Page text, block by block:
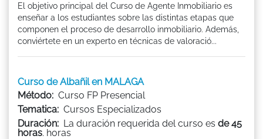
El objetivo principal del Curso de Agente Inmobiliario es
enseñar a los estudiantes sobre las distintas etapas que
componen el proceso de desarrollo inmobiliario. Además,
conviértete en un experto en técnicas de valoració...
Curso de Albañil en MALAGA
Método: Curso FP Presencial
Tematica: Cursos Especializados
Duración: La duración requerida del curso es de 45
horas. horas